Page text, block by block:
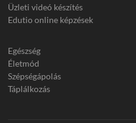
Üzleti videó készítés
Edutio online képzések
Egészség
Életmód
Szépségápolás
Táplálkozás